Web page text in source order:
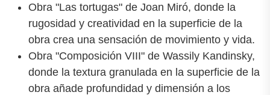
Obra "Las tortugas" de Joan Miró, donde la
rugosidad y creatividad en la superficie de la
obra crea una sensación de movimiento y vida.
Obra "Composición VIII" de Wassily Kandinsky,
donde la textura granulada en la superficie de la
obra añade profundidad y dimensión a los